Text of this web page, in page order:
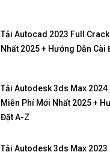
Tải Autocad 2023 Full
Nhất 2025 + Hướng Dẫn Cài
Tải Autodesk 3ds Max 2024
Miễn Phí Mới Nhất 2025 +
Đặt A-Z
Tải Autodesk 3ds Max 2023